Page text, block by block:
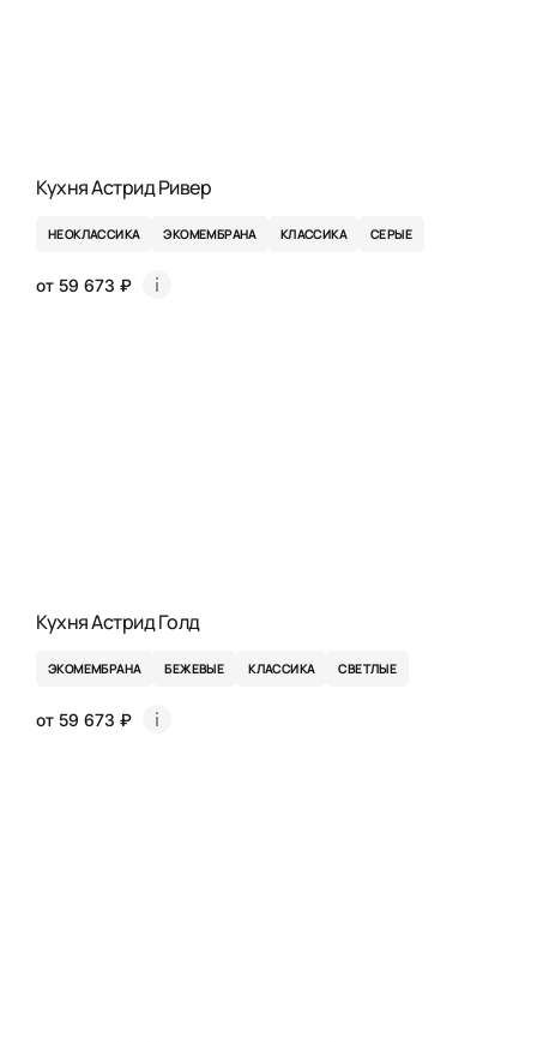
Кухня Астрид Ривер
НЕОКЛАССИКА ЭКОМЕМБРАНА КЛАССИКА СЕРЫЕ
от 59 673 ₽
Кухня Астрид Голд
ЭКОМЕМБРАНА БЕЖЕВЫЕ КЛАССИКА СВЕТЛЫЕ
от 59 673 ₽